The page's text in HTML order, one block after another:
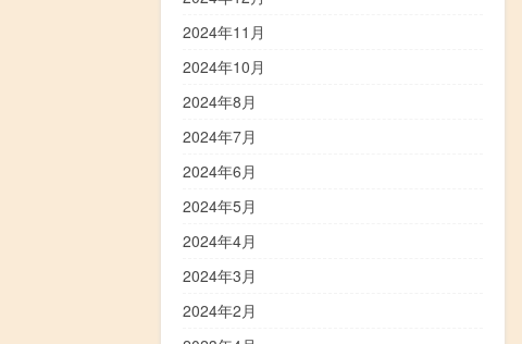
2024年11月
2024年10月
2024年8月
2024年7月
2024年6月
2024年5月
2024年4月
2024年3月
2024年2月